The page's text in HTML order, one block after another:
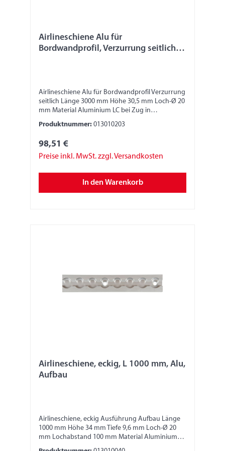
Airlineschiene Alu für
Bordwandprofil, Verzurrung seitlich, L
Airlineschiene Alu für Bordwandprofil Verzurrung
seitlich Länge 3000 mm Höhe 30,5 mm Loch-Ø 20
mm Material Aluminium LC bei Zug in
Zugrichtung Z90° 400 daN YZ45° 400 daN XZ45 °
400 daN
Produktnummer: 013010203
98,51 €
Preise inkl. MwSt. zzgl. Versandkosten
In den Warenkorb
Airlineschiene, eckig, L 1000 mm, Alu,
Aufbau
Airlineschiene, eckig Ausführung Aufbau Länge
1000 mm Höhe 34 mm Tiefe 9,6 mm Loch-Ø 20
mm Lochabstand 100 mm Material Aluminium